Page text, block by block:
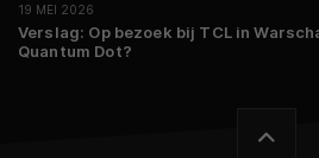
19 MEI 2026
Verslag: Op bezoek bij TCL in
Quantum Dot?